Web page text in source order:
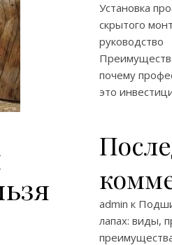
Установка
скрытого
руководство
почему
это
admin к
лапах: виды,